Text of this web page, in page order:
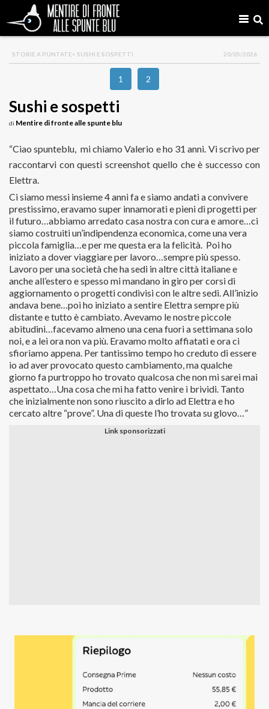
STORIE A PUNTATE> SUSHI E SOSPETTI 20/05/2026
1 2
Sushi e sospetti
di Mentire di fronte alle spunte blu
“Ciao spunteblu, mi chiamo Valerio e ho 31 anni. Vi scrivo per
raccontarvi con questi screenshot quello che è successo con
Elettra.
Ci siamo messi insieme 4 anni fa e siamo andati a convivere
prestissimo, eravamo super innamorati e pieni di progetti per
il futuro…abbiamo arredato casa nostra con cura e amore…ci
siamo costruiti un’indipendenza economica, come una vera
piccola famiglia…e per me questa era la felicità. Poi ho
iniziato a dover viaggiare per lavoro…sempre più spesso.
Lavoro per una società che ha sedi in altre città italiane e
anche all’estero e spesso mi mandano in giro per corsi di
aggiornamento o progetti condivisi con le altre sedi. All’inizio
andava bene…poi ho iniziato a sentire Elettra sempre più
distante e tutto è cambiato. Avevamo le nostre piccole
abitudini…facevamo almeno una cena fuori a settimana solo
noi, e a lei ora non va più. Eravamo molto affiatati e ora ci
sfioriamo appena. Per tantissimo tempo ho creduto di essere
io ad aver provocato questo cambiamento, ma qualche
giorno fa purtroppo ho trovato qualcosa che non mi sarei mai
aspettato…Una cosa che mi ha fatto venire i brividi. Tanto
che inizialmente non sono riuscito a dirlo ad Elettra e ho
cercato altre “prove”. Una di queste l’ho trovata su glovo…”